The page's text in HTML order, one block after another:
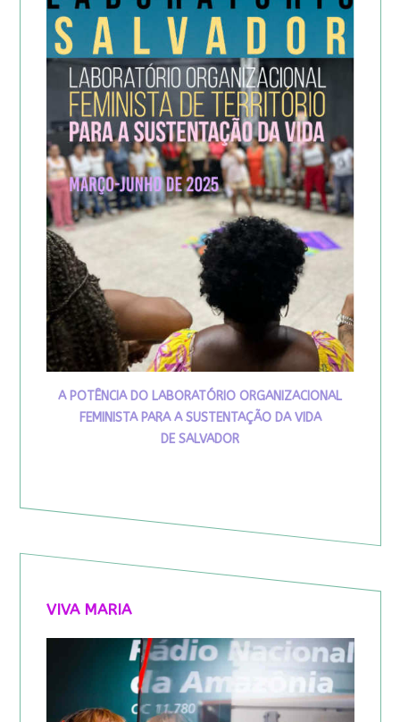
A POTÊNCIA DO LABORATÓRIO ORGANIZACIONAL
FEMINISTA PARA A SUSTENTAÇÃO DA VIDA
DE SALVADOR
VIVA MARIA